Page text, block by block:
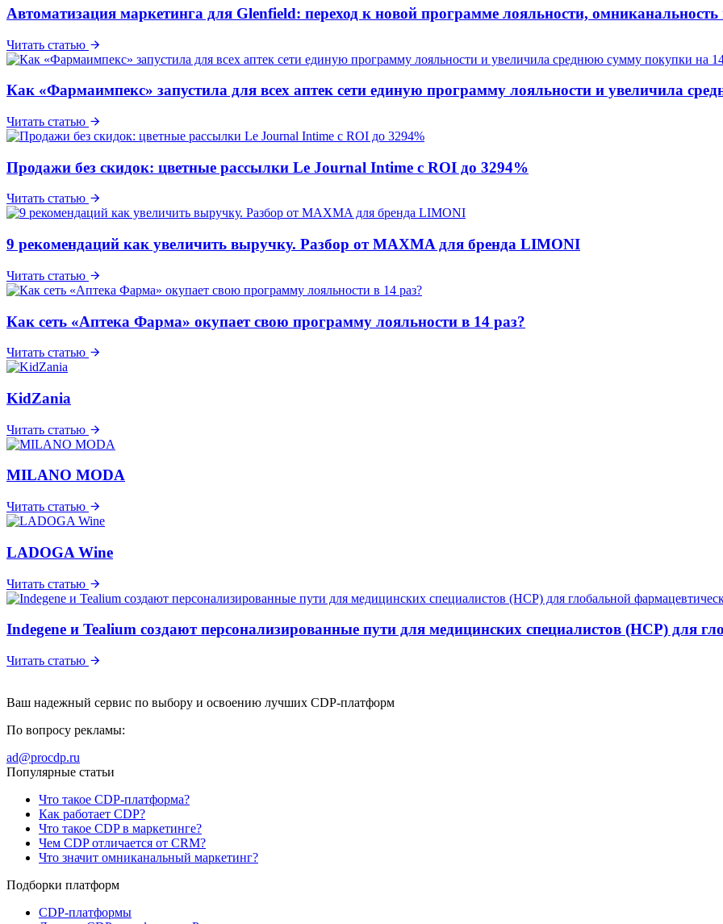
Автоматизация маркетинга для Glenfield: переход к новой программе лояльности,
Читать статью
Как «Фармаимпекс» запустила для всех аптек сети единую программу лояльности и увеличила
Читать статью
Продажи без скидок: цветные рассылки Le Journal Intime с ROI до 3294%
Читать статью
9 рекомендаций как увеличить выручку. Разбор от MAXMA для бренда LIMONI
Читать статью
Как сеть «Аптека Фарма» окупает свою программу лояльности в 14 раз?
Читать статью
KidZania
Читать статью
MILANO MODA
Читать статью
LADOGA Wine
Читать статью
Indegene и Tealium создают персонализированные пути для медицинских специалистов (HCP) для
Читать статью
Ваш надежный сервис по выбору и освоению лучших CDP-платформ
По вопросу рекламы:
ad@procdp.ru
Популярные статьи
Что такое CDP-платформа?
Как работает CDP?
Что такое CDP в маркетинге?
Чем CDP отличается от CRM?
Что значит омниканальный маркетинг?
Подборки платформ
CDP-платформы